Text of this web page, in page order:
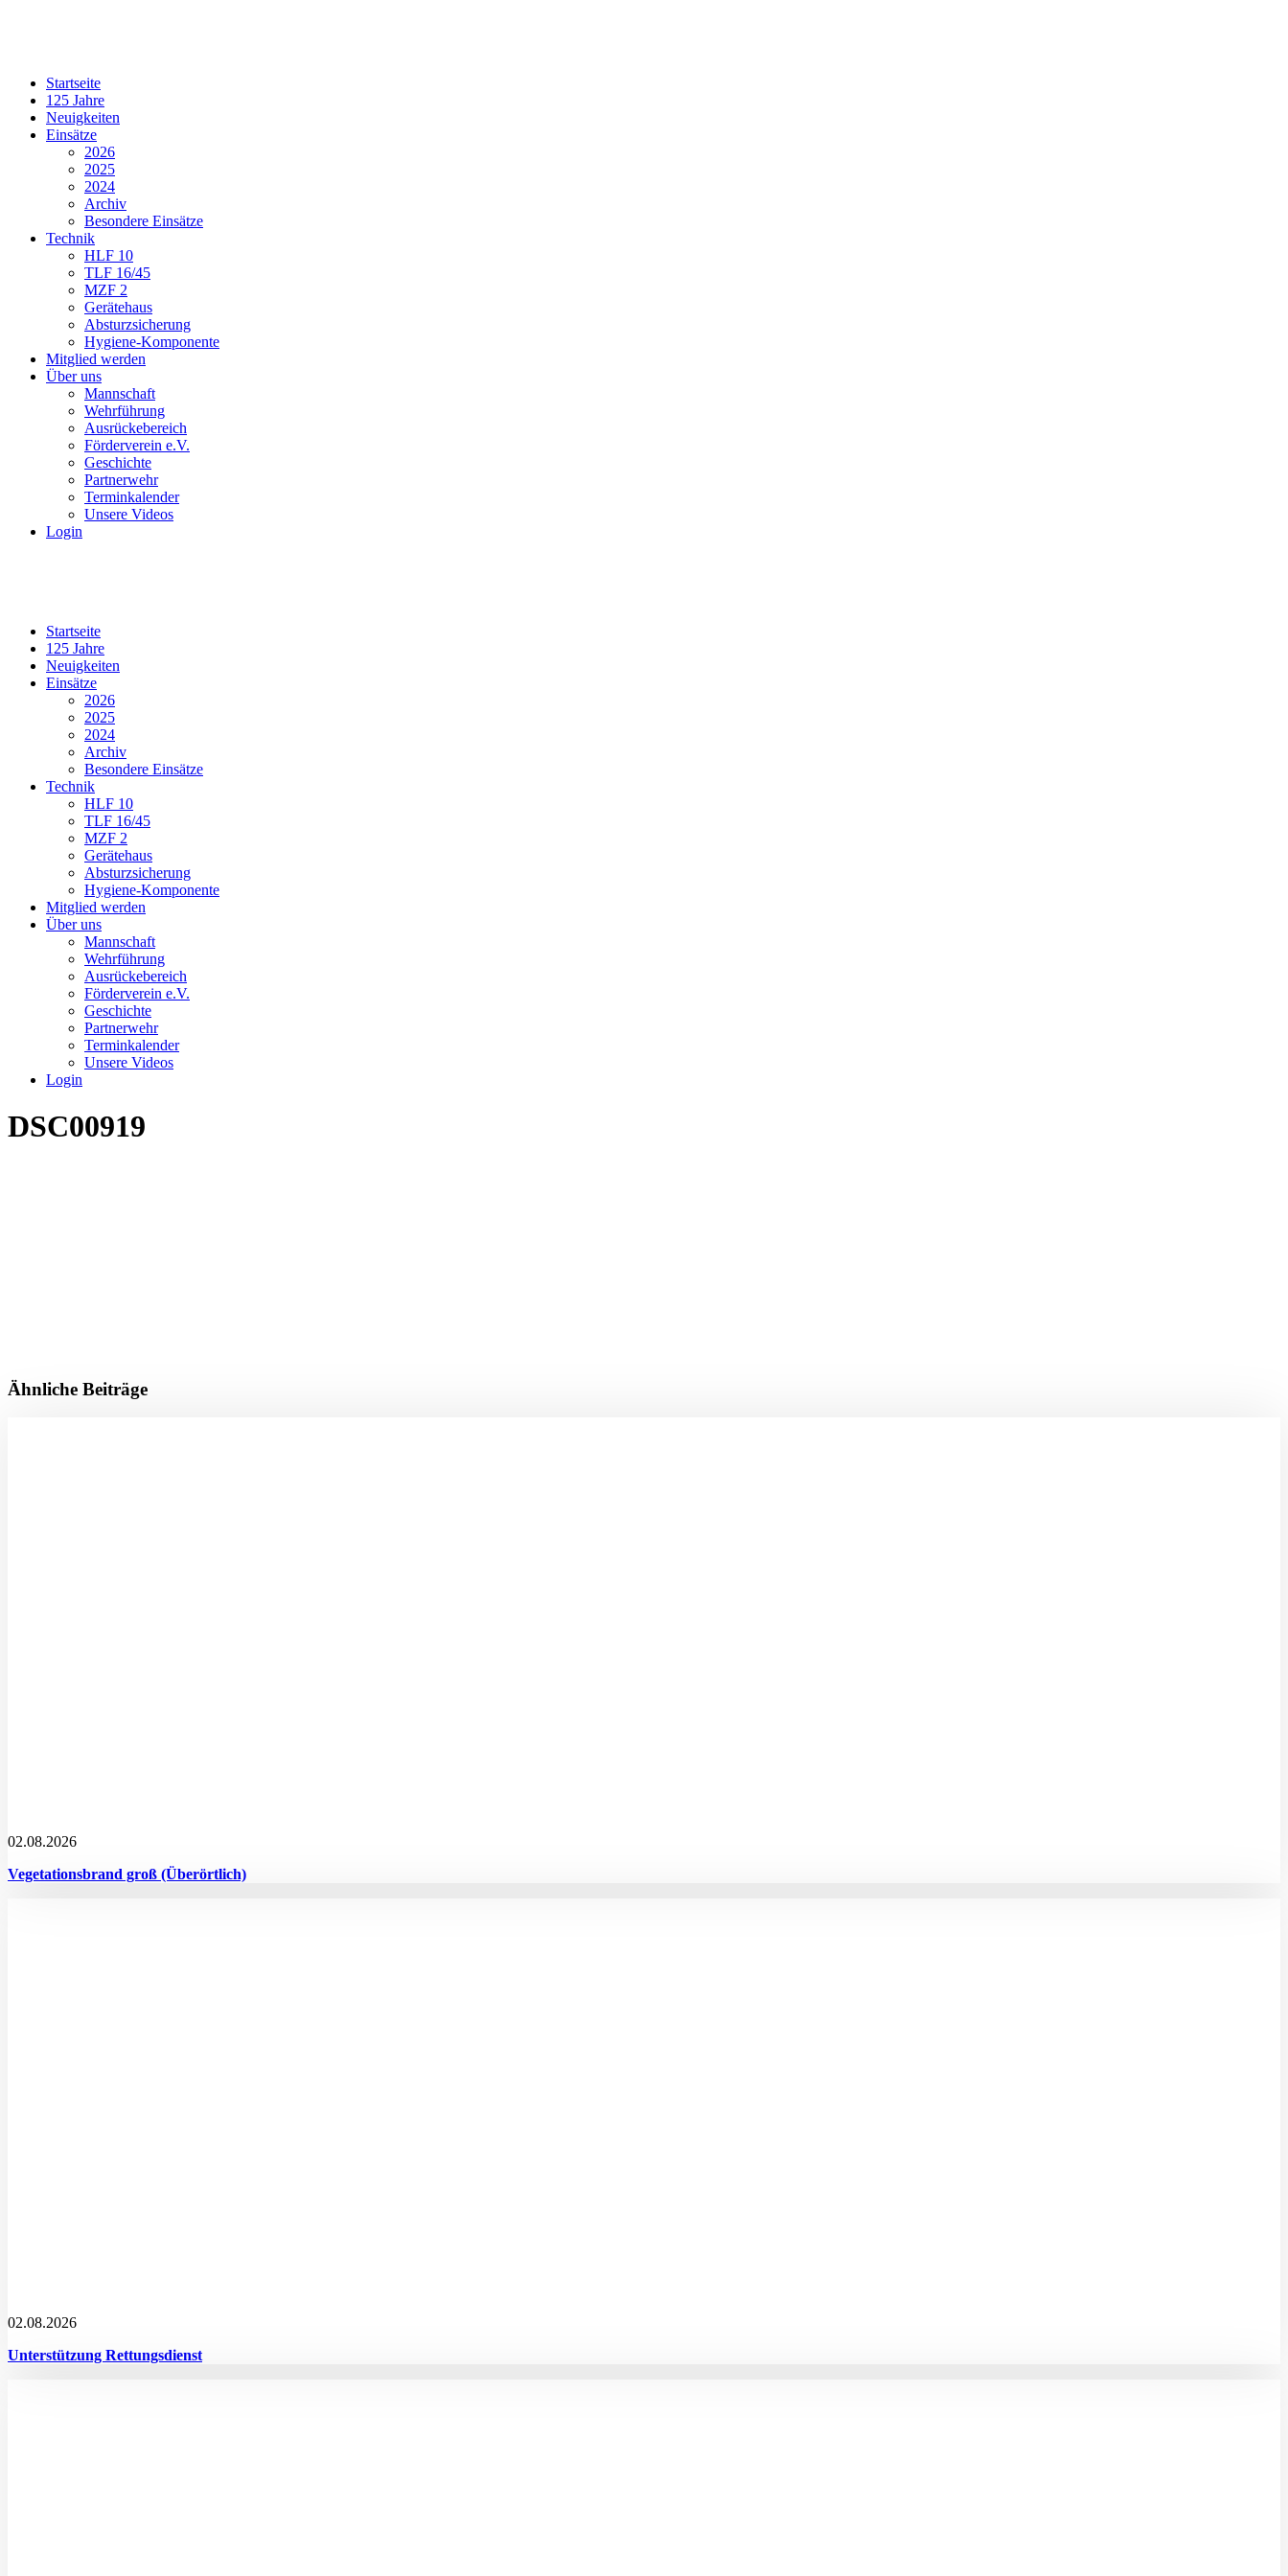
Startseite
125 Jahre
Neuigkeiten
Einsätze
2026
2025
2024
Archiv
Besondere Einsätze
Technik
HLF 10
TLF 16/45
MZF 2
Gerätehaus
Absturzsicherung
Hygiene-Komponente
Mitglied werden
Über uns
Mannschaft
Wehrführung
Ausrückebereich
Förderverein e.V.
Geschichte
Partnerwehr
Terminkalender
Unsere Videos
Login
Startseite
125 Jahre
Neuigkeiten
Einsätze
2026
2025
2024
Archiv
Besondere Einsätze
Technik
HLF 10
TLF 16/45
MZF 2
Gerätehaus
Absturzsicherung
Hygiene-Komponente
Mitglied werden
Über uns
Mannschaft
Wehrführung
Ausrückebereich
Förderverein e.V.
Geschichte
Partnerwehr
Terminkalender
Unsere Videos
Login
DSC00919
Ähnliche Beiträge
02.08.2026
Vegetationsbrand groß (Überörtlich)
02.08.2026
Unterstützung Rettungsdienst